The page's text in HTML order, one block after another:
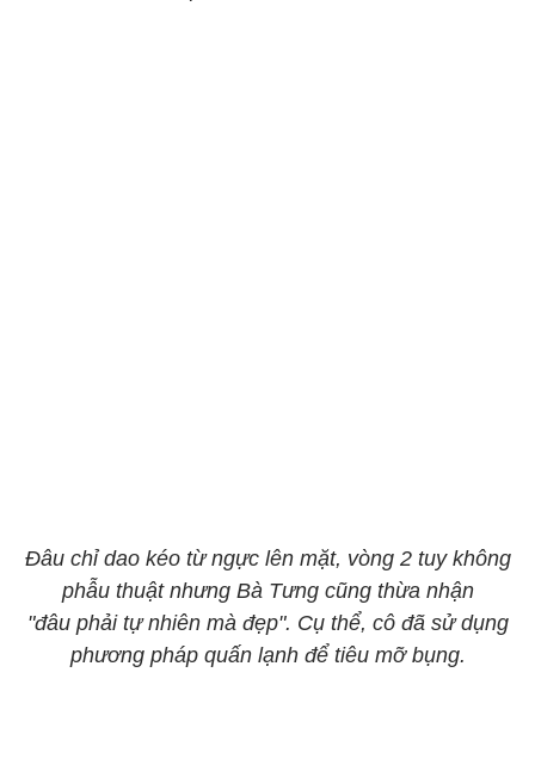
Đâu chỉ dao kéo từ ngực lên mặt, vòng 2 tuy không
phẫu thuật nhưng Bà Tưng cũng thừa nhận
"đâu phải tự nhiên mà đẹp". Cụ thể, cô đã sử dụng
phương pháp quấn lạnh để tiêu mỡ bụng.